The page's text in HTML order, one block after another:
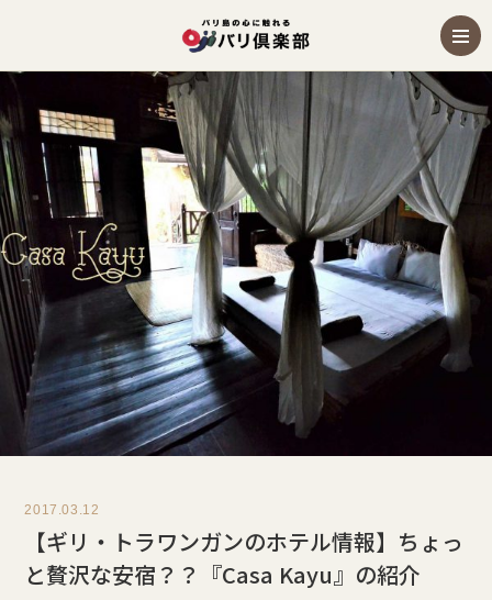
2017.03.12
【ギリ・トラワンガンのホテル情報】ちょっ
と贅沢な安宿？？『Casa Kayu』の紹介